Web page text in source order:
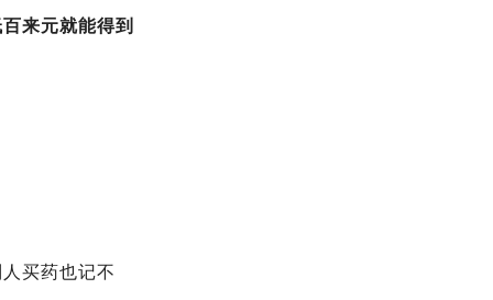
来元就能得到
买药也记不